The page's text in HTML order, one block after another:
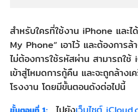
สำหรับใครที่ใช้งาน iPhone และ
My Phone” เอาไว้ และต้องการ
ไม่ต้องการใช้รหัสผ่าน สามารถใช้
เข้าสู่โหมดการกู้คืน และจะถูกล้างเ
โรงงาน โดยมีขั้นตอนดังต่อไปนี้